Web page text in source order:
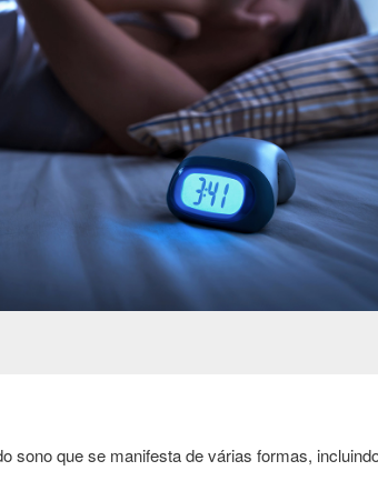
sono que se manifesta de várias formas,